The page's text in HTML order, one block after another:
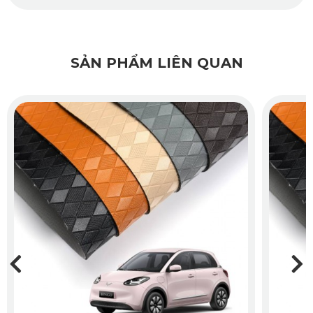
Thảm sàn ô tô 360 được sản xuất trực tiếp tại nhà máy của
KATA
SẢN PHẨM LIÊN QUAN